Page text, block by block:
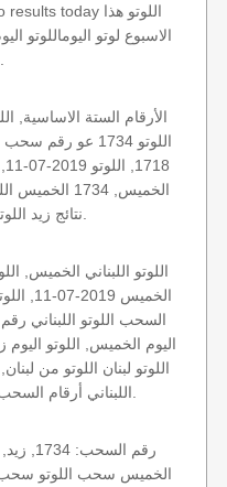
الاسبوع لوتو اليوماللوتو
الأرقام الستة الاساسية,
اللوتو اللبناني الخميس,